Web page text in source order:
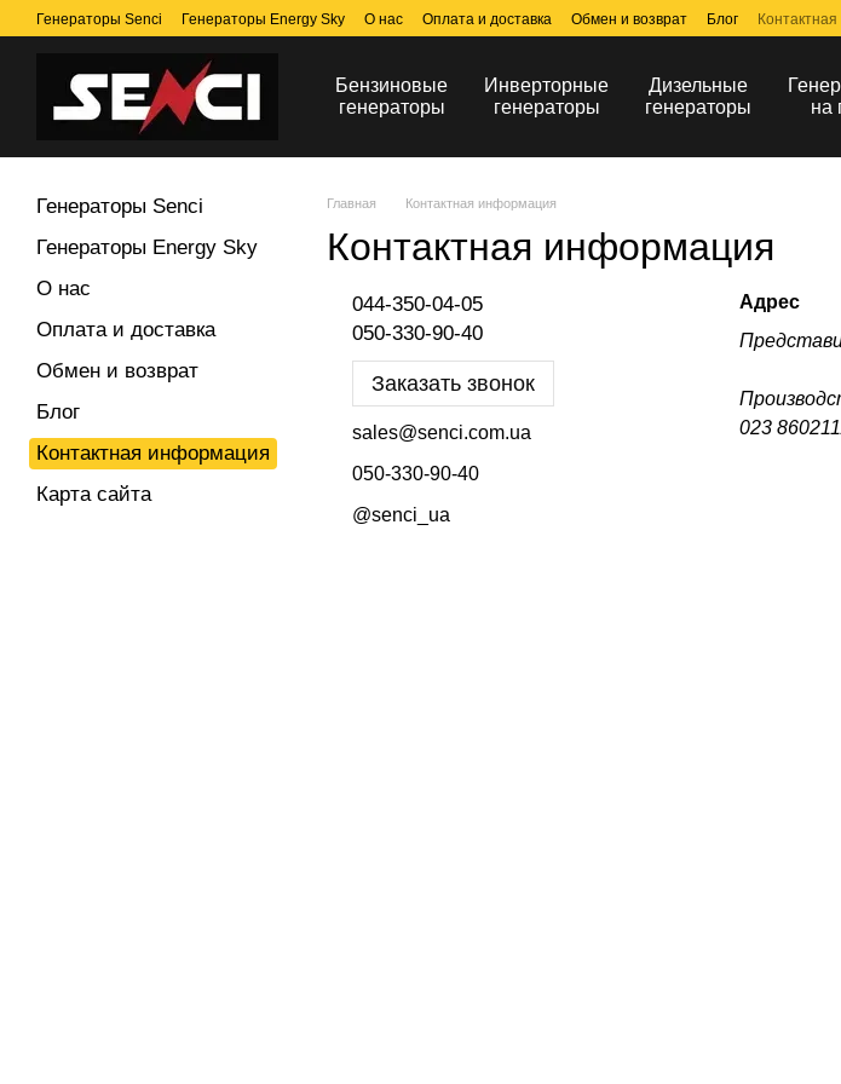
Перейти к основному контенту
Генераторы Senci Генераторы Energy Sky О нас Оплата и доставка Обмен и возврат Блог
Бензиновые
генераторы
Инверторные
генераторы
Дизельные
генераторы
на
Главная Контактная информация
Контактная информация
044-350-04-05
050-330-90-40
Заказать звонок
sales@senci.com.ua
050-330-90-40
@senci_ua
Адрес
023
Генераторы Senci
Генераторы Energy Sky
О нас
Оплата и доставка
Обмен и возврат
Блог
Контактная информация
Карта сайта